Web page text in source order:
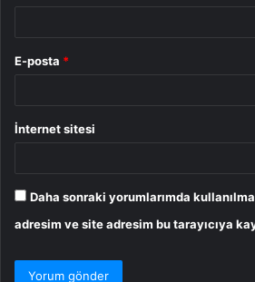
E-posta *
İnternet sitesi
Daha sonraki yorumlarımda
adresim ve site adresim bu tarayıcıya